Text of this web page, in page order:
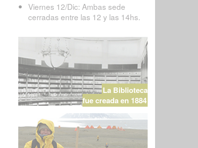
Viernes 12/Dic: Ambas sede
cerradas entre las 12 y las 14hs.
La Biblioteca
fue creada en 1884